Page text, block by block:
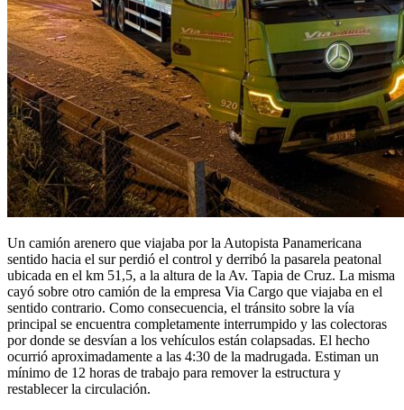
Un camión arenero que viajaba por la Autopista Panamericana
sentido hacia el sur perdió el control y derribó la pasarela peatonal
ubicada en el km 51,5, a la altura de la Av. Tapia de Cruz. La misma
cayó sobre otro camión de la empresa Via Cargo que viajaba en el
sentido contrario. Como consecuencia, el tránsito sobre la vía
principal se encuentra completamente interrumpido y las colectoras
por donde se desvían a los vehículos están colapsadas. El hecho
ocurrió aproximadamente a las 4:30 de la madrugada. Estiman un
mínimo de 12 horas de trabajo para remover la estructura y
restablecer la circulación.